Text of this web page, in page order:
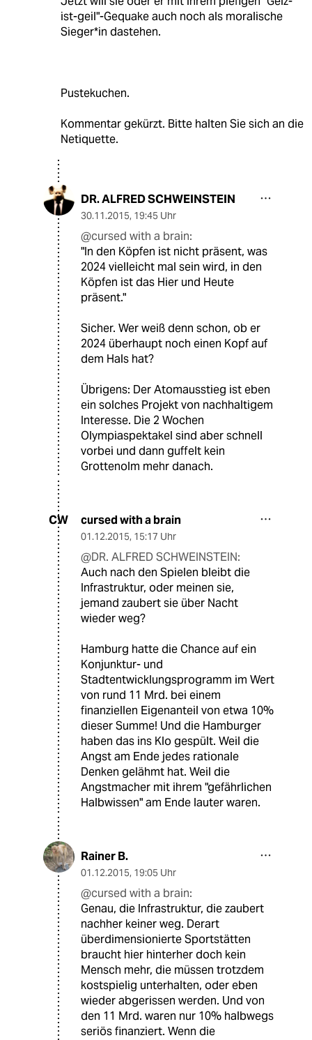
ist-geil"-Gequake auch noch als moralische
Sieger*in dastehen.
Pustekuchen.
Kommentar gekürzt. Bitte halten Sie sich an die
Netiquette.
DR. ALFRED SCHWEINSTEIN
30.11.2015, 19:45 Uhr
@cursed with a brain:
"In den Köpfen ist nicht präsent, was
2024 vielleicht mal sein wird, in den
Köpfen ist das Hier und Heute
präsent."
Sicher. Wer weiß denn schon, ob er
2024 überhaupt noch einen Kopf auf
dem Hals hat?
Übrigens: Der Atomausstieg ist eben
ein solches Projekt von nachhaltigem
Interesse. Die 2 Wochen
Olympiaspektakel sind aber schnell
vorbei und dann guffelt kein
Grottenolm mehr danach.
CW cursed with a brain
01.12.2015, 15:17 Uhr
@DR. ALFRED SCHWEINSTEIN:
Auch nach den Spielen bleibt die
Infrastruktur, oder meinen sie,
jemand zaubert sie über Nacht
wieder weg?
Hamburg hatte die Chance auf ein
Konjunktur- und
Stadtentwicklungsprogramm im Wert
von rund 11 Mrd. bei einem
finanziellen Eigenanteil von etwa 10%
dieser Summe! Und die Hamburger
haben das ins Klo gespült. Weil die
Angst am Ende jedes rationale
Denken gelähmt hat. Weil die
Angstmacher mit ihrem "gefährlichen
Halbwissen" am Ende lauter waren.
Rainer B.
01.12.2015, 19:05 Uhr
@cursed with a brain:
Genau, die Infrastruktur, die zaubert
nachher keiner weg. Derart
überdimensionierte Sportstätten
braucht hier hinterher doch kein
Mensch mehr, die müssen trotzdem
kostspielig unterhalten, oder eben
wieder abgerissen werden. Und von
den 11 Mrd. waren nur 10% halbwegs
seriös finanziert. Wenn die